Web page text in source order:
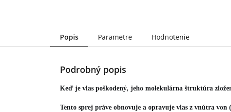
Popis Parametre Hodnotenie
Podrobný popis
Keď je vlas poškodený, jeho molekulárna štruktúra
Tento sprej práve obnovuje a opravuje vlas z vnútra von